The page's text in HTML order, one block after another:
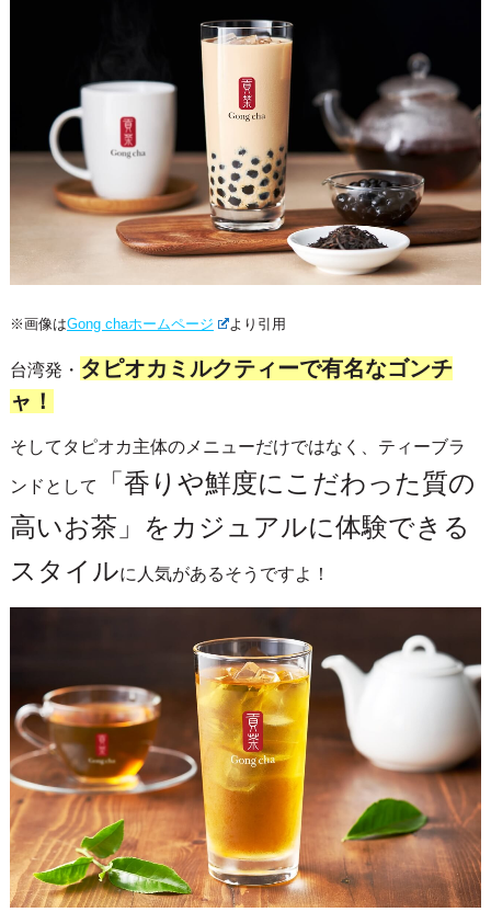
※画像はGong chaホームページ より引用
台湾発・ タピオカミルクティーで有名なゴンチ
ャ！
そしてタピオカ主体のメニューだけではなく、ティーブラ
ンドとして
「香りや鮮度にこだわった質の
高いお茶」をカジュアルに体験できる
スタイルに人気があるそうですよ！